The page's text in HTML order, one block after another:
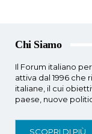
Chi Siamo
Il Forum italiano
attiva dal 1996 che
italiane, il cui
paese, nuove
SCOPRI DI PIÙ